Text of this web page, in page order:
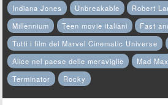
Indiana Jones
Unbreakable Robert
Millennium
Teen movie italiani
Fast
Tutti i film del Marvel Cinematic Universe
Alice nel paese delle meraviglie
Mad Max
Terminator
Rocky